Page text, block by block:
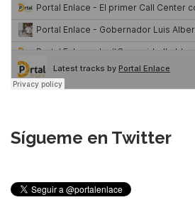
Sígueme en Twitter